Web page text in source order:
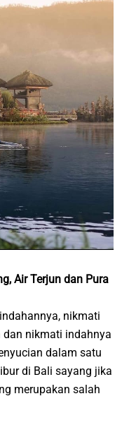
Air Terjun dan Pura
nikmati
dan nikmati indahnya
dalam satu
di Bali sayang jika
merupakan salah